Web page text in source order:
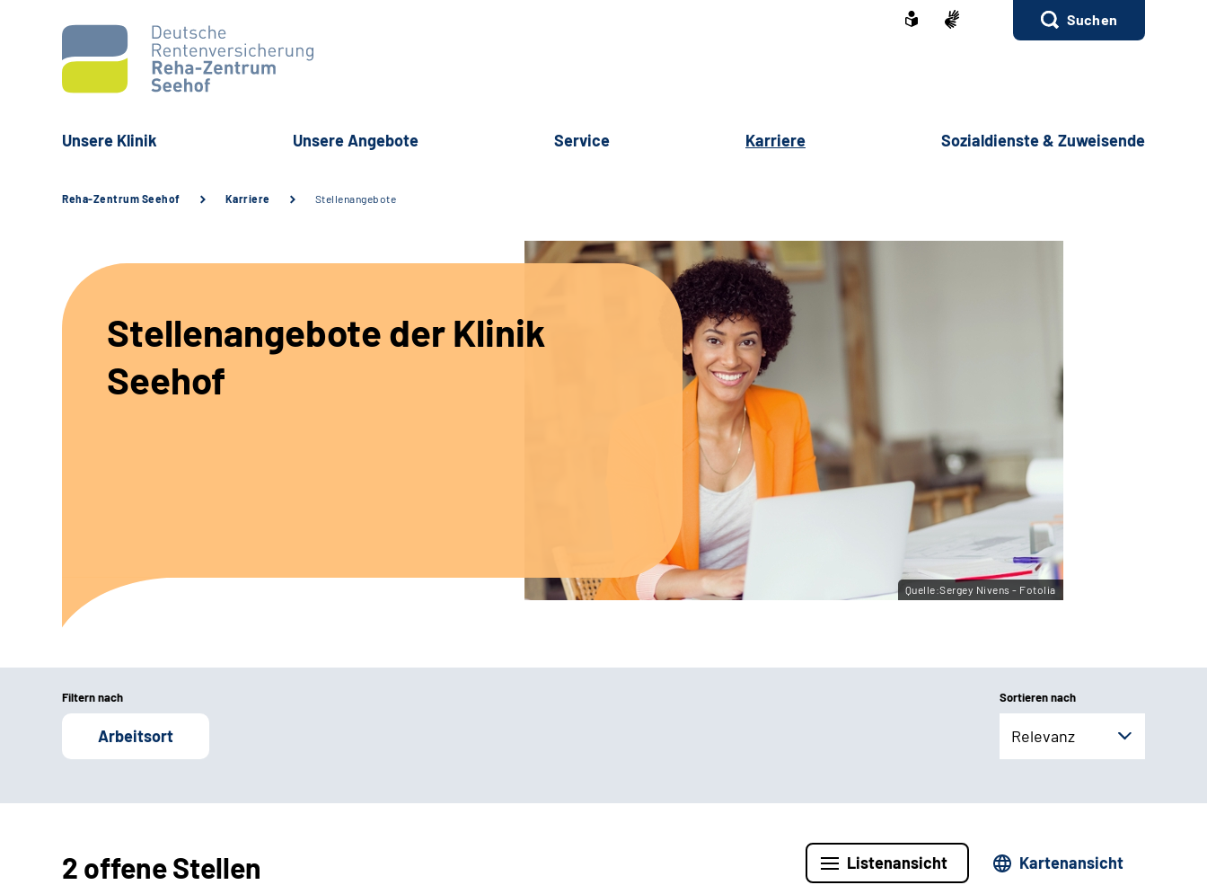
Suchen
Unsere Klinik Unsere Angebote Service Karriere Sozialdienste & Zuweisende
Reha-Zentrum Seehof Karriere Stellenangebote
Stellenangebote der Klinik
Seehof
Quelle:Sergey Nivens - Fotolia
Filtern nach
Arbeitsort
Sortieren nach
Relevanz
2 offene Stellen Listenansicht Kartenansicht